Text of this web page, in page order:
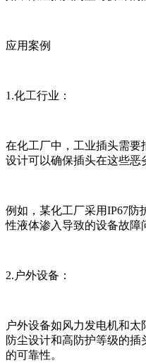
应用案例
1.化工行业：
在化工厂中，工业插头需
设计可以确保插头在这些恶
例如，某化工厂采用IP67防
性液体渗入导致的设备故障
2.户外设备：
户外设备如风力发电机和太
防尘设计和高防护等级的
的可靠性。